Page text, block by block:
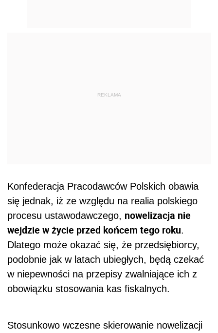
REKLAMA
Konfederacja Pracodawców Polskich obawia
się jednak, iż ze względu na realia polskiego
procesu ustawodawczego, nowelizacja nie
wejdzie w życie przed końcem tego roku.
Dlatego może okazać się, że przedsiębiorcy,
podobnie jak w latach ubiegłych, będą czekać
w niepewności na przepisy zwalniające ich z
obowiązku stosowania kas fiskalnych.
Stosunkowo wczesne skierowanie nowelizacji